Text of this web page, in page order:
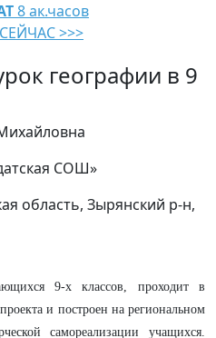
8 ак.часов
>>>
географии в 9
СОШ»
область, Зырянский р-н,
9-х классов, проходит в
и построен на региональном
самореализации учащихся.